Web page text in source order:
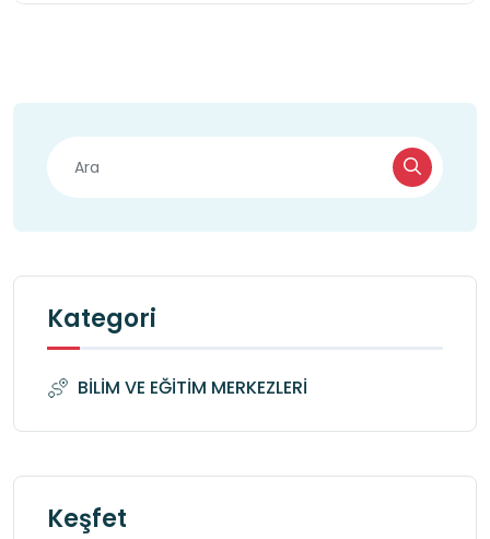
Kategori
BİLİM VE EĞİTİM MERKEZLERİ
Keşfet